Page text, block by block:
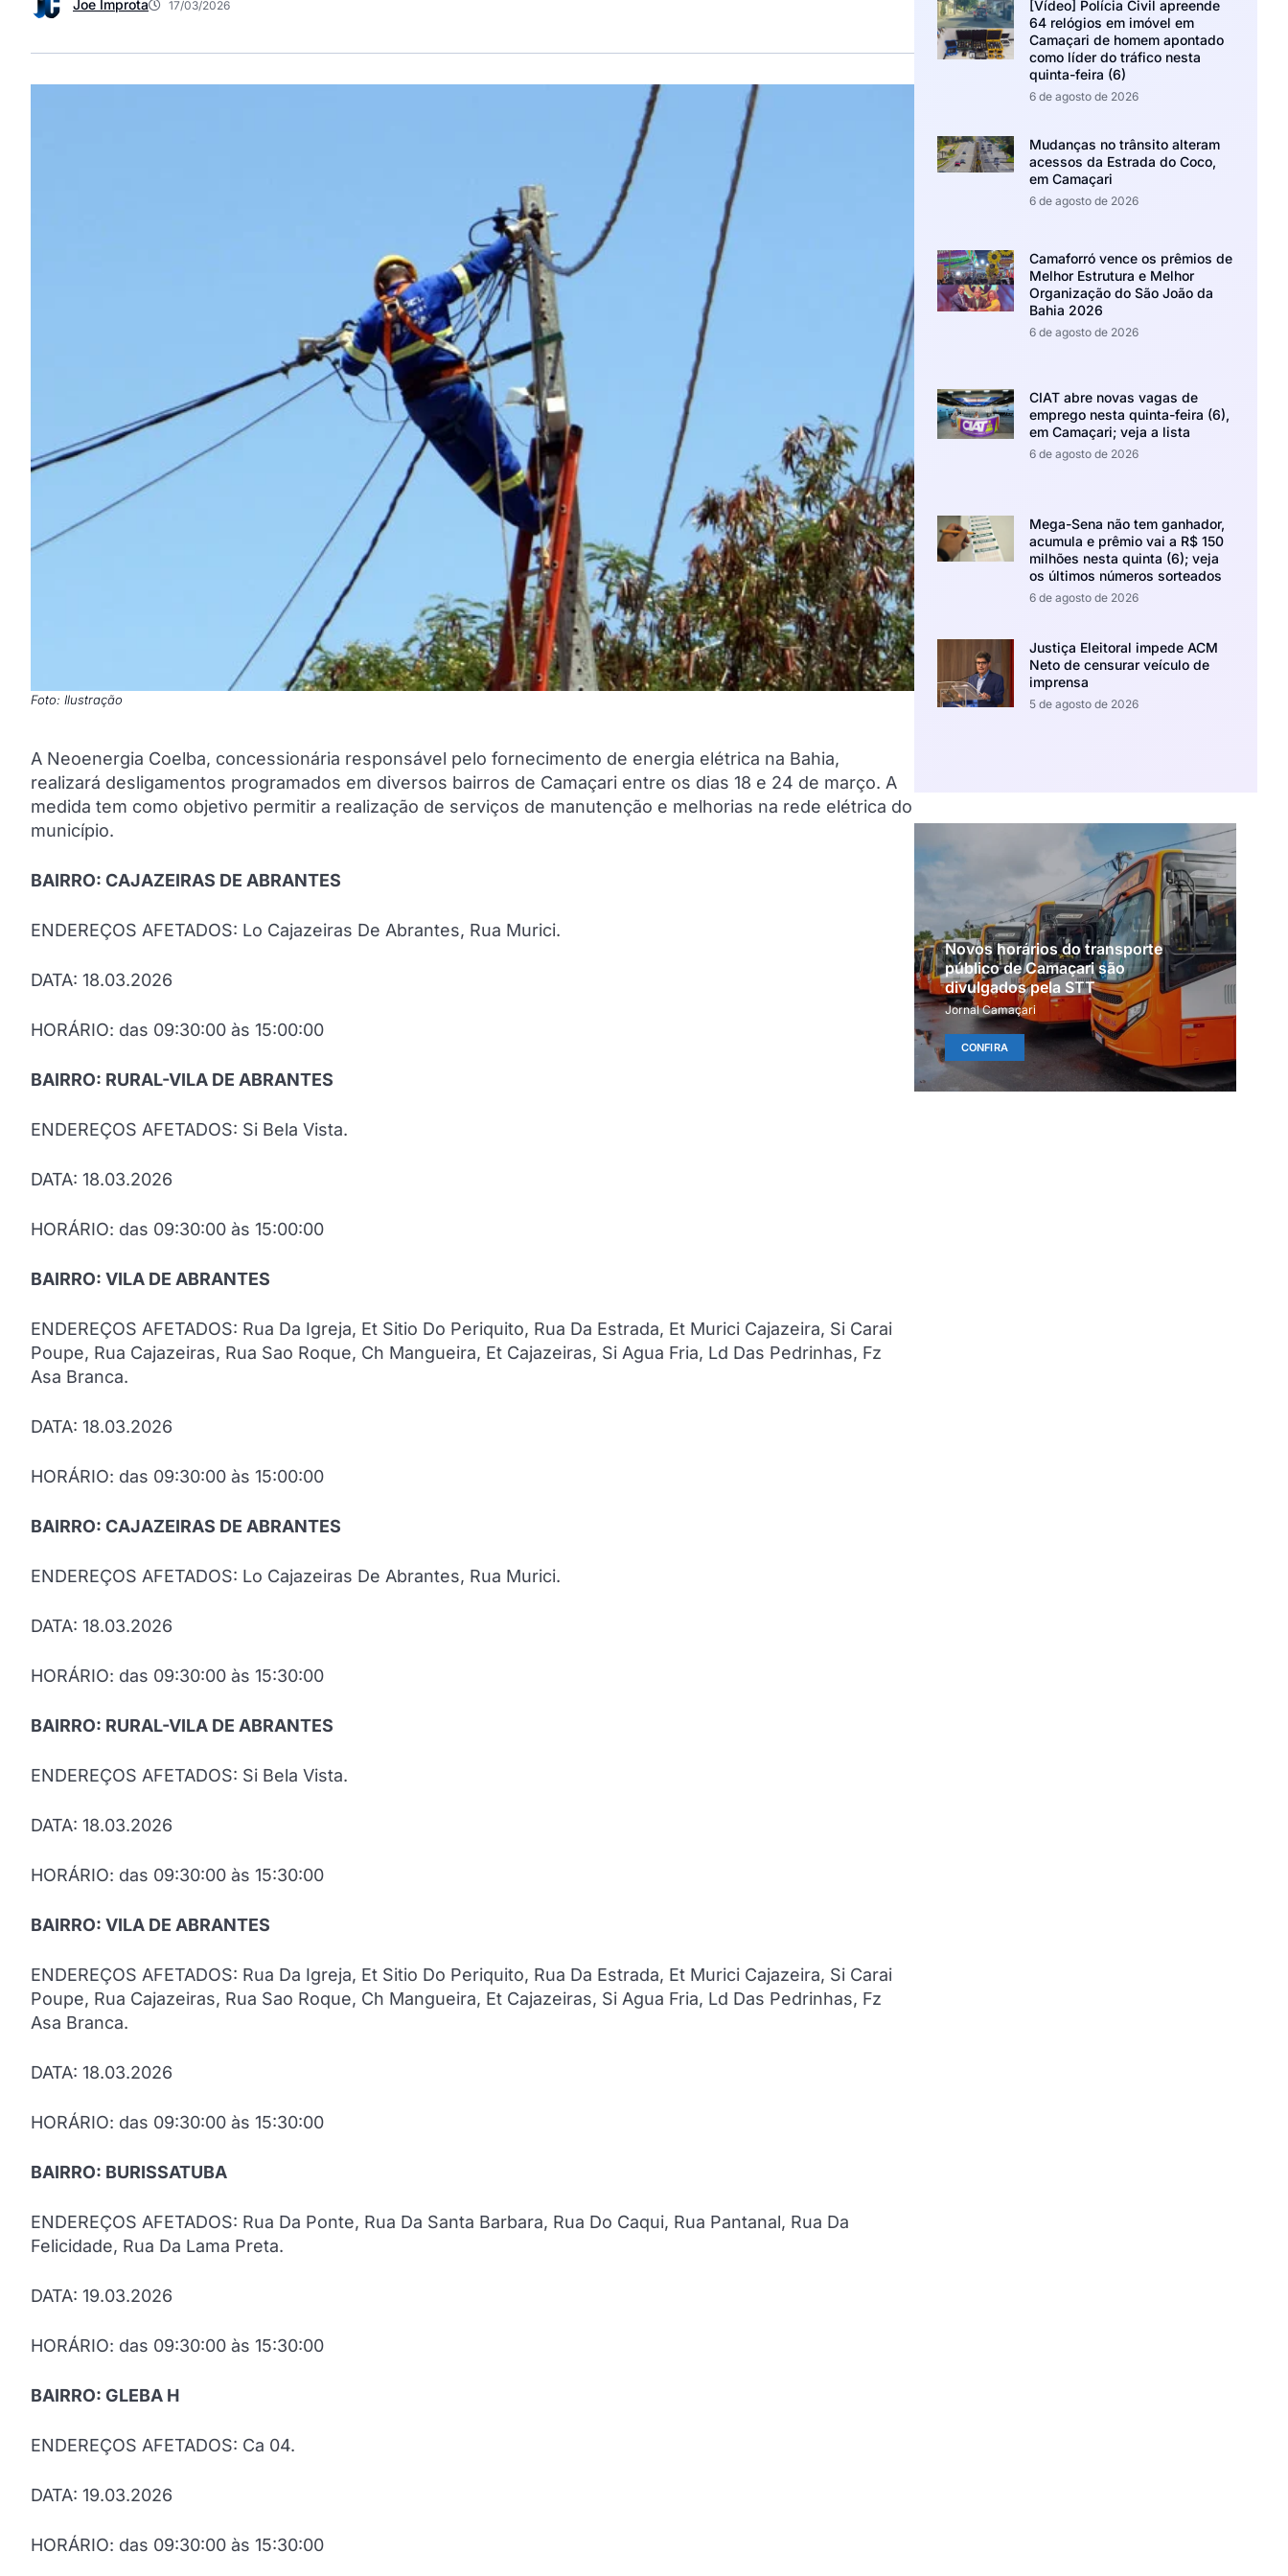
Joe Improta 17/03/2026
Foto: Ilustração
A Neoenergia Coelba, concessionária responsável pelo fornecimento de energia elétrica na Bahia,
realizará desligamentos programados em diversos bairros de Camaçari entre os dias 18 e 24 de março. A
medida tem como objetivo permitir a realização de serviços de manutenção e melhorias na rede elétrica do
município.
BAIRRO: CAJAZEIRAS DE ABRANTES
ENDEREÇOS AFETADOS: Lo Cajazeiras De Abrantes, Rua Murici.
DATA: 18.03.2026
HORÁRIO: das 09:30:00 às 15:00:00
BAIRRO: RURAL-VILA DE ABRANTES
ENDEREÇOS AFETADOS: Si Bela Vista.
DATA: 18.03.2026
HORÁRIO: das 09:30:00 às 15:00:00
BAIRRO: VILA DE ABRANTES
ENDEREÇOS AFETADOS: Rua Da Igreja, Et Sitio Do Periquito, Rua Da Estrada, Et Murici Cajazeira, Si Carai
Poupe, Rua Cajazeiras, Rua Sao Roque, Ch Mangueira, Et Cajazeiras, Si Agua Fria, Ld Das Pedrinhas, Fz
Asa Branca.
DATA: 18.03.2026
HORÁRIO: das 09:30:00 às 15:00:00
BAIRRO: CAJAZEIRAS DE ABRANTES
ENDEREÇOS AFETADOS: Lo Cajazeiras De Abrantes, Rua Murici.
DATA: 18.03.2026
HORÁRIO: das 09:30:00 às 15:30:00
BAIRRO: RURAL-VILA DE ABRANTES
ENDEREÇOS AFETADOS: Si Bela Vista.
DATA: 18.03.2026
HORÁRIO: das 09:30:00 às 15:30:00
BAIRRO: VILA DE ABRANTES
ENDEREÇOS AFETADOS: Rua Da Igreja, Et Sitio Do Periquito, Rua Da Estrada, Et Murici Cajazeira, Si Carai
Poupe, Rua Cajazeiras, Rua Sao Roque, Ch Mangueira, Et Cajazeiras, Si Agua Fria, Ld Das Pedrinhas, Fz
Asa Branca.
DATA: 18.03.2026
HORÁRIO: das 09:30:00 às 15:30:00
BAIRRO: BURISSATUBA
ENDEREÇOS AFETADOS: Rua Da Ponte, Rua Da Santa Barbara, Rua Do Caqui, Rua Pantanal, Rua Da
Felicidade, Rua Da Lama Preta.
DATA: 19.03.2026
HORÁRIO: das 09:30:00 às 15:30:00
BAIRRO: GLEBA H
ENDEREÇOS AFETADOS: Ca 04.
DATA: 19.03.2026
HORÁRIO: das 09:30:00 às 15:30:00
[Vídeo] Polícia Civil apreende
64 relógios em imóvel em
Camaçari de homem apontado
como líder do tráfico nesta
quinta-feira (6)
6 de agosto de 2026
Mudanças no trânsito alteram
acessos da Estrada do Coco,
em Camaçari
6 de agosto de 2026
Camaforró vence os prêmios de
Melhor Estrutura e Melhor
Organização do São João da
Bahia 2026
6 de agosto de 2026
CIAT abre novas vagas de
emprego nesta quinta-feira (6),
em Camaçari; veja a lista
6 de agosto de 2026
Mega-Sena não tem ganhador,
acumula e prêmio vai a R$ 150
milhões nesta quinta (6); veja
os últimos números sorteados
6 de agosto de 2026
Justiça Eleitoral impede ACM
Neto de censurar veículo de
imprensa
5 de agosto de 2026
Novos horários do transporte
público de Camaçari são
divulgados pela STT
Jornal Camaçari
CONFIRA